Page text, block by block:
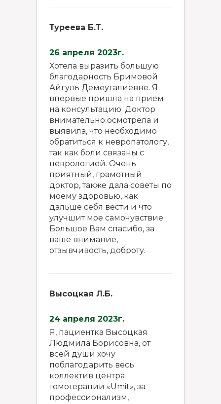
Туреева Б.Т.
26 апреля 2023г.
Хотела выразить большую
благодарность Бримовой
Айгуль Демеугалиевне. Я
впервые пришла на прием
на консультацию. Доктор
внимательно осмотрела и
выявила, что необходимо
обратиться к невропатологу,
так как боли связаны с
неврологией. Очень
приятный, грамотный
доктор, также дала советы по
моему здоровью, как
дальше себя вести и что
улучшит мое самочувствие.
Большое Вам спасибо, за
ваше внимание,
отзывчивость, доброту.
Высоцкая Л.Б.
24 апреля 2023г.
Я, пациентка Высоцкая
Людмила Борисовна, от
всей души хочу
поблагодарить весь
коллектив центра
томотерапии «Umit», за
профессионализм,